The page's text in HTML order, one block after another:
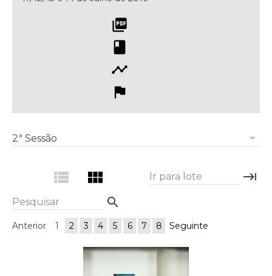
picture_as_pdf
book
timeline
flag
arrow_drop_down
2ª Sessão
view_list view_module Ir para lote keyboard_tab
Pesquisar search
Anterior 1 2 3 4 5 6 7 8 Seguinte